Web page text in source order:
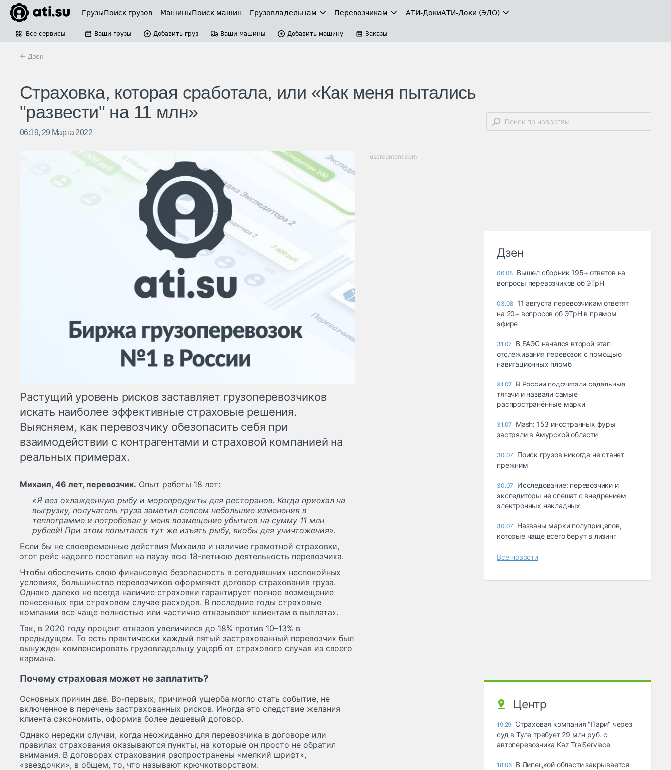
ГрузыПоиск грузов МашиныПоиск машин Грузовладельцам Перевозчикам АТИ-ДокиАТИ-Доки (ЭДО)
Все сервисы Ваши грузы Добавить груз Ваши машины Добавить машину Заказы
← Дзен
Страховка, которая сработала, или «Как меня пытались
"развести" на 11 млн»
06:19, 29 Марта 2022
usercontent.com
Растущий уровень рисков заставляет грузоперевозчиков
искать наиболее эффективные страховые решения.
Выясняем, как перевозчику обезопасить себя при
взаимодействии с контрагентами и страховой компанией на
реальных примерах.
Михаил, 46 лет, перевозчик. Опыт работы 18 лет:
«Я вез охлажденную рыбу и морепродукты для ресторанов. Когда приехал на
выгрузку, получатель груза заметил совсем небольшие изменения в
теплограмме и потребовал у меня возмещение убытков на сумму 11 млн
рублей! При этом попытался тут же изъять рыбу, якобы для уничтожения».
Если бы не своевременные действия Михаила и наличие грамотной страховки,
этот рейс надолго поставил на паузу всю 18-летнюю деятельность перевозчика.
Чтобы обеспечить свою финансовую безопасность в сегодняшних неспокойных
условиях, большинство перевозчиков оформляют договор страхования груза.
Однако далеко не всегда наличие страховки гарантирует полное возмещение
понесенных при страховом случае расходов. В последние годы страховые
компании все чаще полностью или частично отказывают клиентам в выплатах.
Так, в 2020 году процент отказов увеличился до 18% против 10–13% в
предыдущем. То есть практически каждый пятый застрахованный перевозчик был
вынужден компенсировать грузовладельцу ущерб от страхового случая из своего
кармана.
Почему страховая может не заплатить?
Основных причин две. Во-первых, причиной ущерба могло стать событие, не
включенное в перечень застрахованных рисков. Иногда это следствие желания
клиента сэкономить, оформив более дешевый договор.
Однако нередки случаи, когда неожиданно для перевозчика в договоре или
правилах страхования оказываются пункты, на которые он просто не обратил
внимания. В договорах страхования распространены «мелкий шрифт»,
«звездочки», в общем, то, что называют крючкотворством.
Дзен
06.08 Вышел сборник 195+ ответов на
вопросы перевозчиков об ЭТрН
03.08 11 августа перевозчикам ответят
на 20+ вопросов об ЭТрН в прямом
эфире
31.07
В ЕАЭС начался второй этап
отслеживания перевозок с помощью
навигационных пломб
31.07
В России подсчитали седельные
тягачи и назвали самые
распространённые марки
31.07
Mash: 153 иностранных фуры
застряли в Амурской области
30.07
Поиск грузов никогда не станет
прежним
30.07
Исследование: перевозчики и
экспедиторы не спешат с внедрением
электронных накладных
30.07
Названы марки полуприцепов,
которые чаще всего берут в лизинг
Все новости
Центр
19:29 Страховая компания "Пари" через
суд в Туле требует 29 млн руб. с
автоперевозчика Kaz TralServiece
18:06 В Липецкой области закрывается